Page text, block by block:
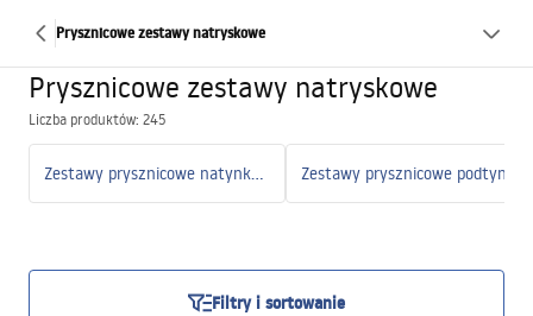
Prysznicowe zestawy natryskowe
Prysznicowe zestawy natryskowe
Liczba produktów: 245
Zestawy prysznicowe natynkowe
Filtry i sortowanie